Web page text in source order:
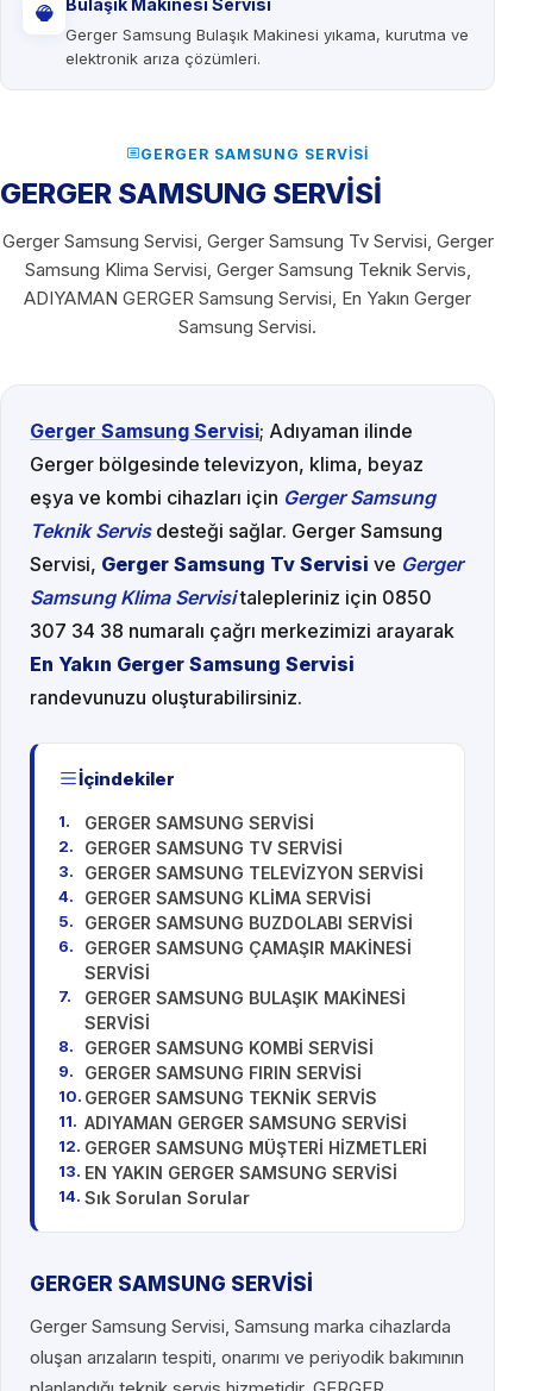
Bulaşık Makinesi Servisi
Gerger Samsung Bulaşık Makinesi yıkama, kurutma ve
elektronik arıza çözümleri.
GERGER SAMSUNG SERVISI
GERGER SAMSUNG SERVİSİ
Gerger Samsung Servisi, Gerger Samsung Tv Servisi, Gerger
Samsung Klima Servisi, Gerger Samsung Teknik Servis,
ADIYAMAN GERGER Samsung Servisi, En Yakın Gerger
Samsung Servisi.
Gerger Samsung Servisi; Adıyaman ilinde
Gerger bölgesinde televizyon, klima, beyaz
eşya ve kombi cihazları için Gerger Samsung
Teknik Servisdesteği sağlar. Gerger Samsung
Servisi, Gerger Samsung Tv Servisi ve Gerger
Samsung Klima Servisitalepleriniz için 0850
307 34 38 numaralı çağrı merkezimizi arayarak
En Yakın Gerger Samsung Servisi
randevunuzu oluşturabilirsiniz.
İçindekiler
GERGER SAMSUNG SERVİSİ
GERGER SAMSUNG TV SERVİSİ
GERGER SAMSUNG TELEVİZYON SERVİSİ
GERGER SAMSUNG KLİMA SERVİSİ
GERGER SAMSUNG BUZDOLABI SERVİSİ
GERGER SAMSUNG ÇAMAŞIR MAKİNESİ
SERVİSİ
GERGER SAMSUNG BULAŞIK MAKİNESİ
SERVİSİ
GERGER SAMSUNG KOMBİ SERVİSİ
GERGER SAMSUNG FIRIN SERVİSİ
GERGER SAMSUNG TEKNİK SERVİS
ADIYAMAN GERGER SAMSUNG SERVİSİ
GERGER SAMSUNG MÜŞTERİ HİZMETLERİ
EN YAKIN GERGER SAMSUNG SERVİSİ
Sık Sorulan Sorular
GERGER SAMSUNG SERVİSİ
Gerger Samsung Servisi, Samsung marka cihazlarda
oluşan arızaların tespiti, onarımı ve periyodik bakımının